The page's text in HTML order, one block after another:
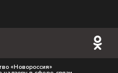
«Новороссия»